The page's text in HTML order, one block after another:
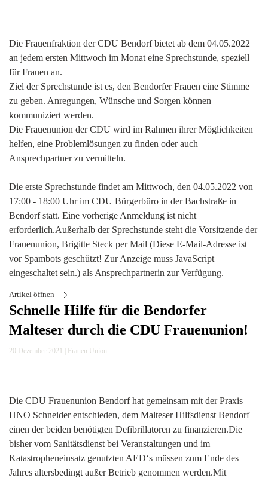
Die Frauenfraktion der CDU Bendorf bietet ab dem 04.05.2022
an jedem ersten Mittwoch im Monat eine Sprechstunde, speziell
für Frauen an.
Ziel der Sprechstunde ist es, den Bendorfer Frauen eine Stimme
zu geben. Anregungen, Wünsche und Sorgen können
kommuniziert werden.
Die Frauenunion der CDU wird im Rahmen ihrer Möglichkeiten
helfen, eine Problemlösungen zu finden oder auch
Ansprechpartner zu vermitteln.
Die erste Sprechstunde findet am Mittwoch, den 04.05.2022 von
17:00 - 18:00 Uhr im CDU Bürgerbüro in der Bachstraße in
Bendorf statt. Eine vorherige Anmeldung ist nicht
erforderlich.Außerhalb der Sprechstunde steht die Vorsitzende der
Frauenunion, Brigitte Steck per Mail (Diese E-Mail-Adresse ist
vor Spambots geschützt! Zur Anzeige muss JavaScript
eingeschaltet sein.) als Ansprechpartnerin zur Verfügung.
Artikel öffnen
Schnelle Hilfe für die Bendorfer
Malteser durch die CDU Frauenunion!
20 Dezember 2021 Frauen Union
Die CDU Frauenunion Bendorf hat gemeinsam mit der Praxis
HNO Schneider entschieden, dem Malteser Hilfsdienst Bendorf
einen der beiden benötigten Defibrillatoren zu finanzieren.Die
bisher vom Sanitätsdienst bei Veranstaltungen und im
Katastropheneinsatz genutzten AED‘s müssen zum Ende des
Jahres altersbedingt außer Betrieb genommen werden.Mit